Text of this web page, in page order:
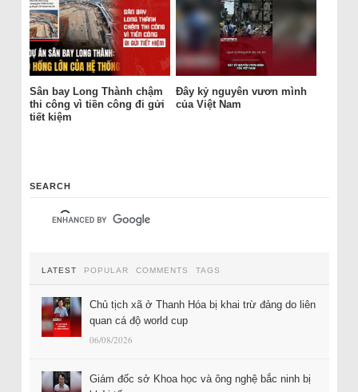
Sân bay Long Thành chậm
thi công vì tiền công đi gửi
tiết kiệm
Đây kỷ nguyên vươn mình
của Việt Nam
SEARCH
LATEST POPULAR COMMENTS TAGS
Chủ tịch xã ở Thanh Hóa bị khai trừ đảng do liên
quan cá độ world cup
06/08/2026
Giám đốc sở Khoa học và ông nghệ bắc ninh bị